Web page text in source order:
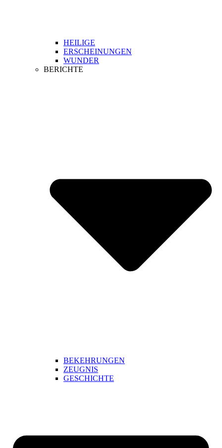
HEILIGE
ERSCHEINUNGEN
WUNDER
BERICHTE
BEKEHRUNGEN
ZEUGNIS
GESCHICHTE